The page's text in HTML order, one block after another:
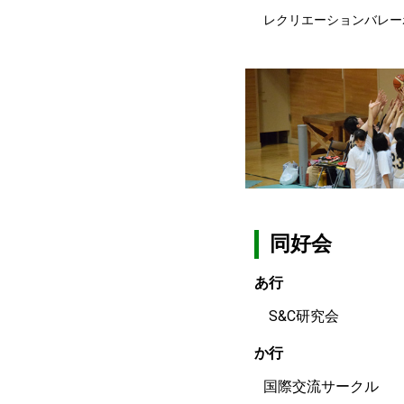
レクリエーションバレ
同好会
​あ行
S&C研究会
か行
国際交流サークル